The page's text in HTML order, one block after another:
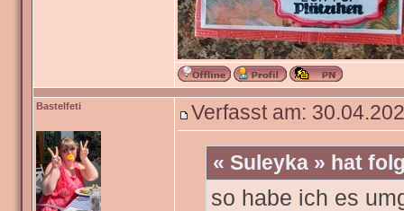
Bastelfeti Verfasst am:
« Suleyka » hat
so habe ich es